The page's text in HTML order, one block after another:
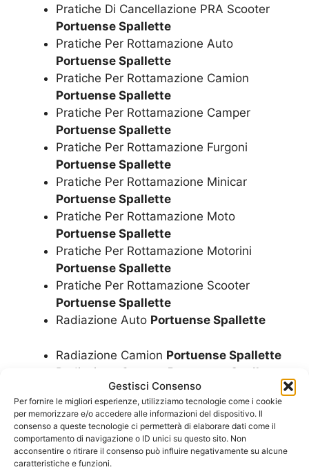
Gestisci Consenso
Per fornire le migliori esperienze, utilizziamo tecnologie come i cookie
per memorizzare e/o accedere alle informazioni del dispositivo. Il
consenso a queste tecnologie ci permetterà di elaborare dati come il
comportamento di navigazione o ID unici su questo sito. Non
acconsentire o ritirare il consenso può influire negativamente su alcune
caratteristiche e funzioni.
Pratiche Di Cancellazione PRA Scooter
Portuense Spallette
Pratiche Per Rottamazione Auto
Portuense Spallette
Pratiche Per Rottamazione Camion
Portuense Spallette
Pratiche Per Rottamazione Camper
Portuense Spallette
Pratiche Per Rottamazione Furgoni
Portuense Spallette
Pratiche Per Rottamazione Minicar
Portuense Spallette
Pratiche Per Rottamazione Moto
Portuense Spallette
Pratiche Per Rottamazione Motorini
Portuense Spallette
Pratiche Per Rottamazione Scooter
Portuense Spallette
Radiazione Auto Portuense Spallette
Radiazione Camion Portuense Spallette
Radiazione Camper Portuense Spallette
Radiazione FurgoniPortuense Spallette
Radiazione MinicarPortuense Spallette
Radiazione MotoPortuense Spallette
Radiazione MotoriniPortuense Spallette
Radiazione ScooterPortuense Spallette